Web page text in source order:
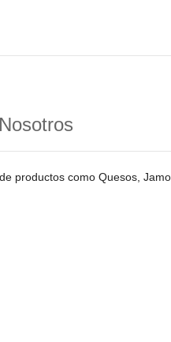
productos como Quesos,